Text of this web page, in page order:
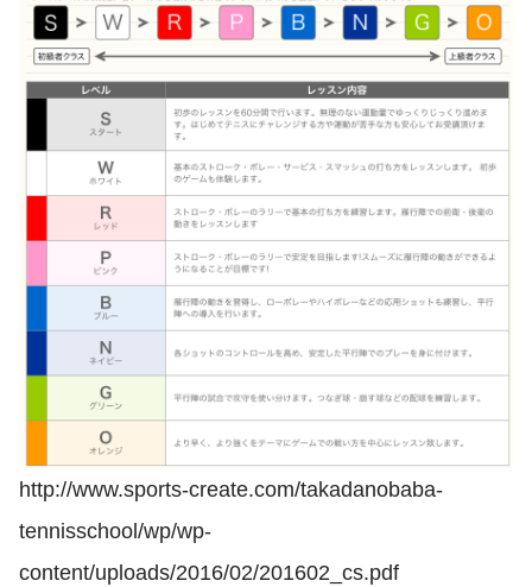
http://www.sports-create.com/takadanobaba-
tennisschool/wp/wp-
content/uploads/2016/02/201602_cs.pdf